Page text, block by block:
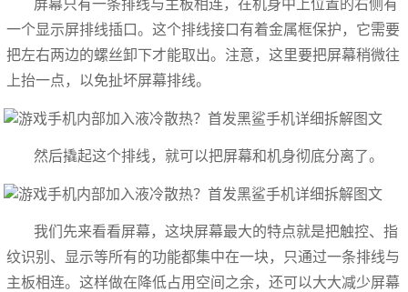
屏幕只有一条排线与主板相连，在机身中上位置的右侧有
一个显示屏排线插口。这个排线接口有着金属框保护，它需要
把左右两边的螺丝卸下才能取出。注意，这里要把屏幕稍微往
上抬一点，以免扯坏屏幕排线。
然后撬起这个排线，就可以把屏幕和机身彻底分离了。
我们先来看看屏幕，这块屏幕最大的特点就是把触控、指
纹识别、显示等所有的功能都集中在一块，只通过一条排线与
主板相连。这样做在降低占用空间之余，还可以大大减少屏幕